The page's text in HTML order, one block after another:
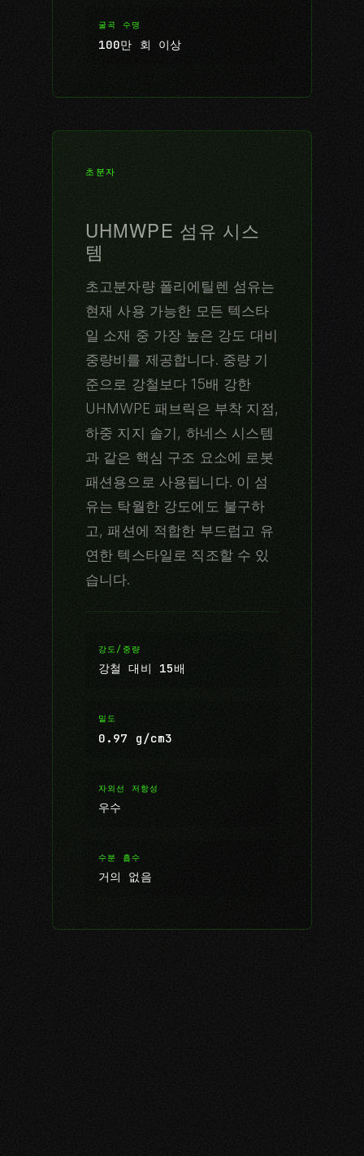
굴곡 수명
100만 회 이상
초분자
UHMWPE 섬유 시스
템
초고분자량 폴리에틸렌 섬유는
현재 사용 가능한 모든 텍스타
일 소재 중 가장 높은 강도 대비
중량비를 제공합니다. 중량 기
준으로 강철보다 15배 강한
UHMWPE 패브릭은 부착 지점,
하중 지지 솔기, 하네스 시스템
과 같은 핵심 구조 요소에 로봇
패션용으로 사용됩니다. 이 섬
유는 탁월한 강도에도 불구하
고, 패션에 적합한 부드럽고 유
연한 텍스타일로 직조할 수 있
습니다.
강도/중량
강철 대비 15배
밀도
0.97 g/cm3
자외선 저항성
우수
수분 흡수
거의 없음